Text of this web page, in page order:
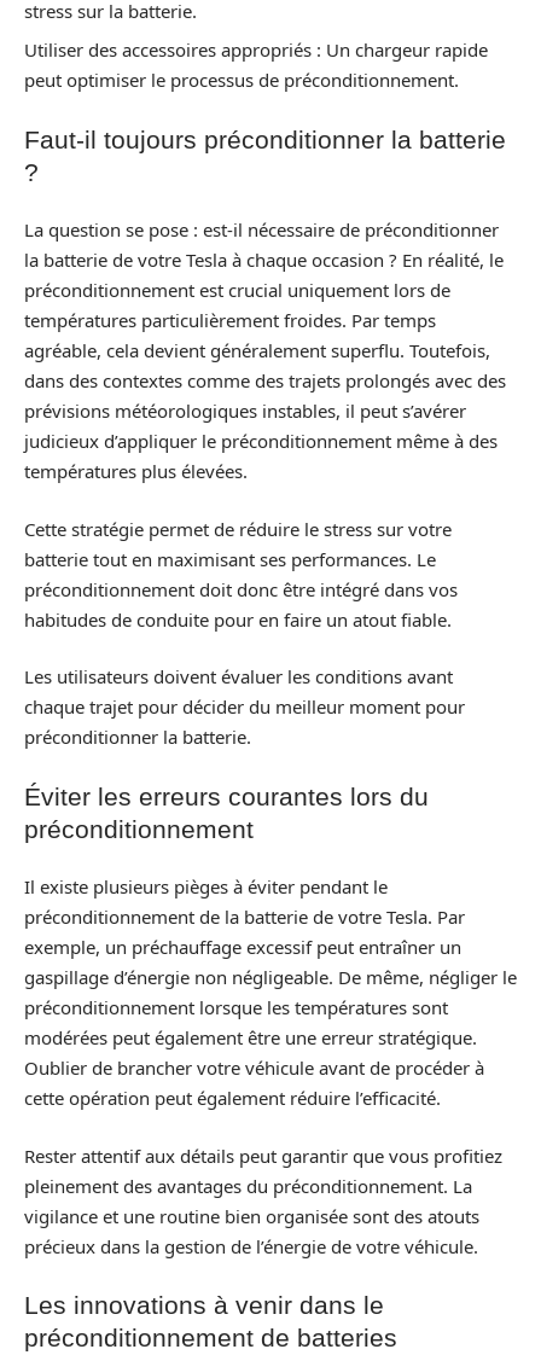
stress sur la batterie.
Utiliser des accessoires appropriés : Un chargeur rapide
peut optimiser le processus de préconditionnement.
Faut-il toujours préconditionner la batterie
?
La question se pose : est-il nécessaire de préconditionner
la batterie de votre Tesla à chaque occasion ? En réalité, le
préconditionnement est crucial uniquement lors de
températures particulièrement froides. Par temps
agréable, cela devient généralement superflu. Toutefois,
dans des contextes comme des trajets prolongés avec des
prévisions météorologiques instables, il peut s’avérer
judicieux d’appliquer le préconditionnement même à des
températures plus élevées.
Cette stratégie permet de réduire le stress sur votre
batterie tout en maximisant ses performances. Le
préconditionnement doit donc être intégré dans vos
habitudes de conduite pour en faire un atout fiable.
Les utilisateurs doivent évaluer les conditions avant
chaque trajet pour décider du meilleur moment pour
préconditionner la batterie.
Éviter les erreurs courantes lors du
préconditionnement
Il existe plusieurs pièges à éviter pendant le
préconditionnement de la batterie de votre Tesla. Par
exemple, un préchauffage excessif peut entraîner un
gaspillage d’énergie non négligeable. De même, négliger le
préconditionnement lorsque les températures sont
modérées peut également être une erreur stratégique.
Oublier de brancher votre véhicule avant de procéder à
cette opération peut également réduire l’efficacité.
Rester attentif aux détails peut garantir que vous profitiez
pleinement des avantages du préconditionnement. La
vigilance et une routine bien organisée sont des atouts
précieux dans la gestion de l’énergie de votre véhicule.
Les innovations à venir dans le
préconditionnement de batteries